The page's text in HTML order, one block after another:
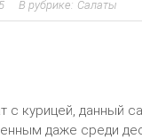
Салаты
с курицей, данный
даже среди